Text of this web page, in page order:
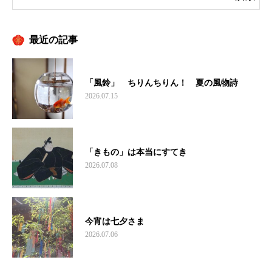
最近の記事
「風鈴」 ちりんちりん！ 夏の風物詩
2026.07.15
「きもの」は本当にすてき
2026.07.08
今宵は七夕さま
2026.07.06